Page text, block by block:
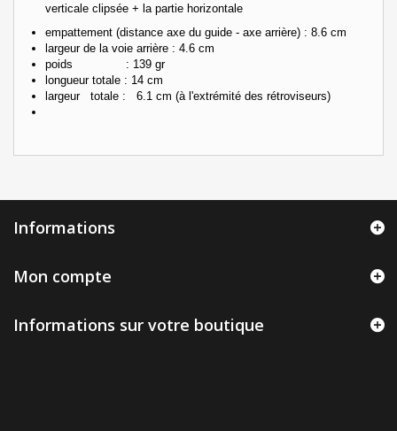
verticale clipsée + la partie horizontale
empattement (distance axe du guide - axe arrière) : 8.6 cm
largeur de la voie arrière : 4.6 cm
poids : 139 gr
longueur totale : 14 cm
largeur totale : 6.1 cm (à l'extrémité des rétroviseurs)
Informations
Mon compte
Informations sur votre boutique